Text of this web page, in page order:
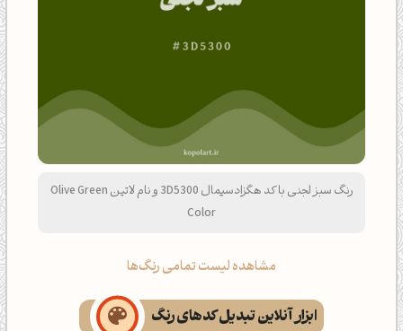
رنگ سبز لجنی با کد هگزادسیمال 3D5300 و نام لاتین Olive Green
Color
مشاهده لیست تمامی رنگ‌ها
ابزار آنلاین تبدیل کدهای رنگ